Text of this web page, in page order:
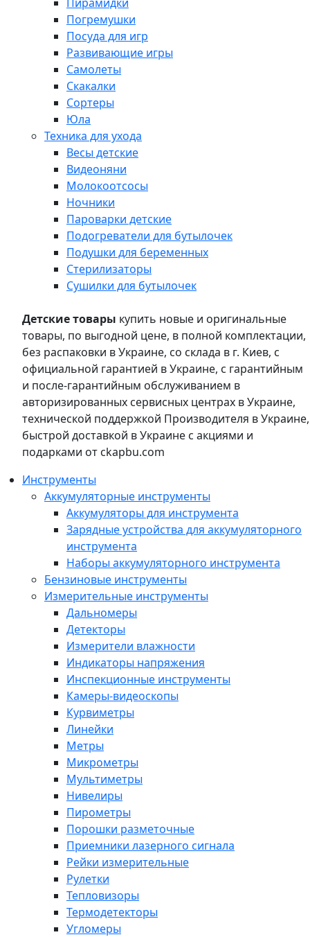
Погремушки
Посуда для игр
Развивающие игры
Самолеты
Скакалки
Сортеры
Юла
Техника для ухода
Весы детские
Видеоняни
Молокоотсосы
Ночники
Пароварки детские
Подогреватели для бутылочек
Подушки для беременных
Стерилизаторы
Сушилки для бутылочек
Детские товары купить новые и оригинальные
товары, по выгодной цене, в полной комплектации,
без распаковки в Украине, со склада в г. Киев, с
официальной гарантией в Украине, с гарантийным
и после-гарантийным обслуживанием в
авторизированных сервисных центрах в Украине,
технической поддержкой Производителя в Украине,
быстрой доставкой в Украине с акциями и
подарками от ckapbu.com
Инструменты
Аккумуляторные инструменты
Аккумуляторы для инструмента
Зарядные устройства для аккумуляторного
инструмента
Наборы аккумуляторного инструмента
Бензиновые инструменты
Измерительные инструменты
Дальномеры
Детекторы
Измерители влажности
Индикаторы напряжения
Инспекционные инструменты
Камеры-видеоскопы
Курвиметры
Линейки
Метры
Микрометры
Мультиметры
Нивелиры
Пирометры
Порошки разметочные
Приемники лазерного сигнала
Рейки измерительные
Рулетки
Тепловизоры
Термодетекторы
Угломеры